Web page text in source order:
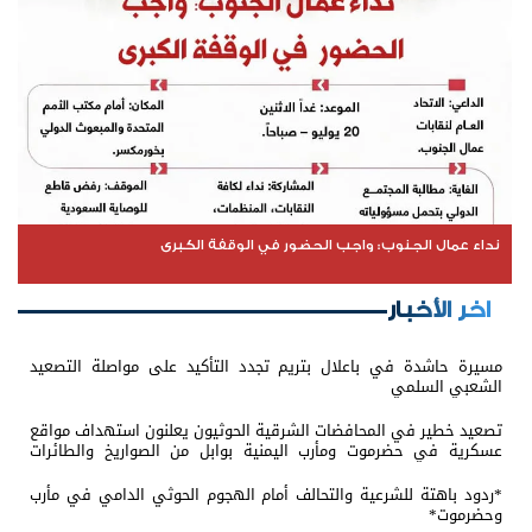
نداء عمال الجنوب: واجب الحضور في الوقفة الكبرى
اخر الأخبار
مسيرة حاشدة في باعلال بتريم تجدد التأكيد على مواصلة التصعيد
الشعبي السلمي
تصعيد خطير في المحافضات الشرقية الحوثيون يعلنون استهداف مواقع
عسكرية في حضرموت ومأرب اليمنية بوابل من الصواريخ والطائرات
*ردود باهتة للشرعية والتحالف أمام الهجوم الحوثي الدامي في مأرب
وحضرموت*